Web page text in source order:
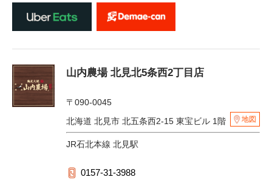
山内農場 北見北5条西2丁目店
〒090-0045
北海道 北見市 北五条西2-15 東宝ビル 1階
地図
JR石北本線 北見駅
0157-31-3988